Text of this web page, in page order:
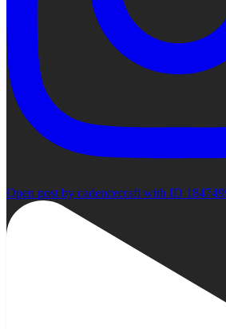
Open post by cadencecraft with ID